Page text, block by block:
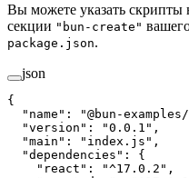
Вы можете указать скрипты
секции "bun-create"
package.json.
json
{
  "name"
: "@bun-
  "version"
: "0.0.1" ,
  "main"
: "index.js" ,
  "dependencies"
: {
    "react"
: "^17.0.2" ,